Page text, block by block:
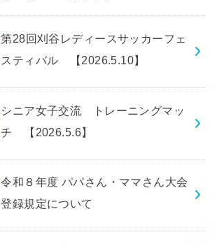
第28回刈谷レディースサッカーフェ
スティバル 【2026.5.10】
シニア女子交流 トレーニングマッ
チ 【2026.5.6】
令和８年度 パパさん・ママさん大会
登録規定について